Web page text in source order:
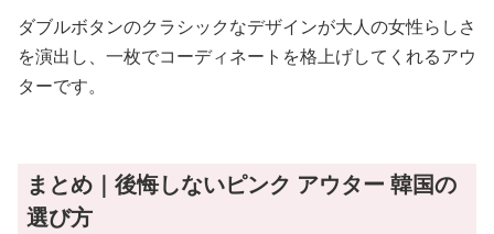
ダブルボタンのクラシックなデザインが大人の女性らしさ
を演出し、一枚でコーディネートを格上げしてくれるアウ
ターです。
まとめ｜後悔しないピンク アウター 韓国の
選び方